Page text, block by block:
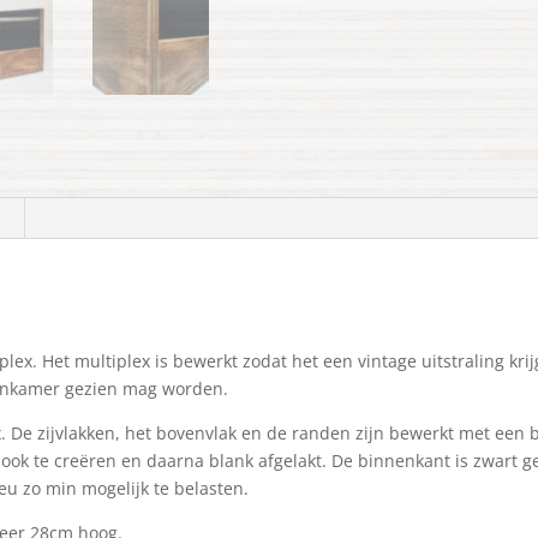
Het multiplex is bewerkt zodat het een vintage uitstraling
gezien mag worden.
zijvlakken, het bovenvlak en de randen zijn bewerkt met een
te creëren en daarna blank afgelakt. De binnenkant is zwart
zo min mogelijk te belasten.
28cm hoog.